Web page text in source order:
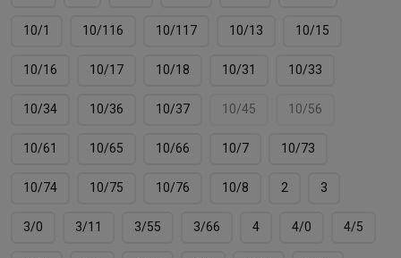
10/1 10/116 10/117 10/13 10/15
10/16 10/17 10/18 10/31 10/33
10/34 10/36 10/37 10/45 10/56
10/61 10/65 10/66 10/7 10/73
10/74 10/75 10/76 10/8 2 3
3/0 3/11 3/55 3/66 4 4/0 4/5